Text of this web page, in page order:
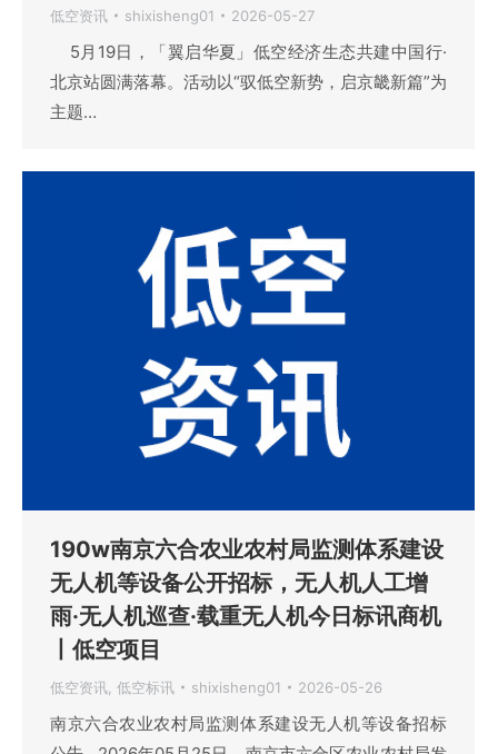
低空资讯 shixisheng01 2026-05-27
5月19日，「翼启华夏」低空经济生态共建中国行·
北京站圆满落幕。活动以“驭低空新势，启京畿新篇”为
主题…
190w南京六合农业农村局监测体系建设
无人机等设备公开招标，无人机人工增
雨·无人机巡查·载重无人机今日标讯商机
丨低空项目
低空资讯, 低空标讯 shixisheng01 2026-05-26
南京六合农业农村局监测体系建设无人机等设备招标